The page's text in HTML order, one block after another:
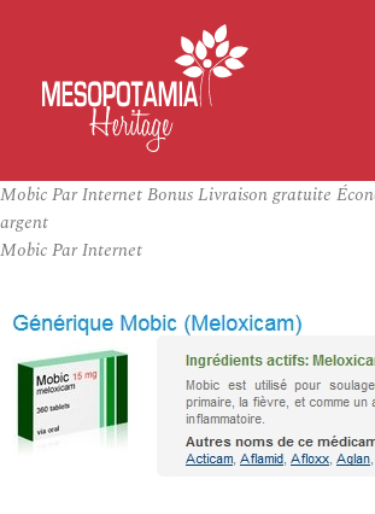
Mobic Par Internet Bonus Livraison gratuite
argent
Mobic Par Internet